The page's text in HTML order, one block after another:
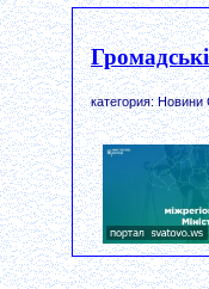
категория: Новини